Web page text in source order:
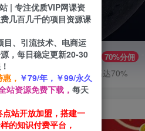
推广赚钱 70%分佣
推广返佣高达70%
| 专注优质VIP网课资
几百几千的项目资源课
目、引流技术、电商运
，每日稳定更新20-30
， ￥79/年，￥99/永久
站资源免费下载， 每天
点站开放加盟，搭建一
的知识付费平台，